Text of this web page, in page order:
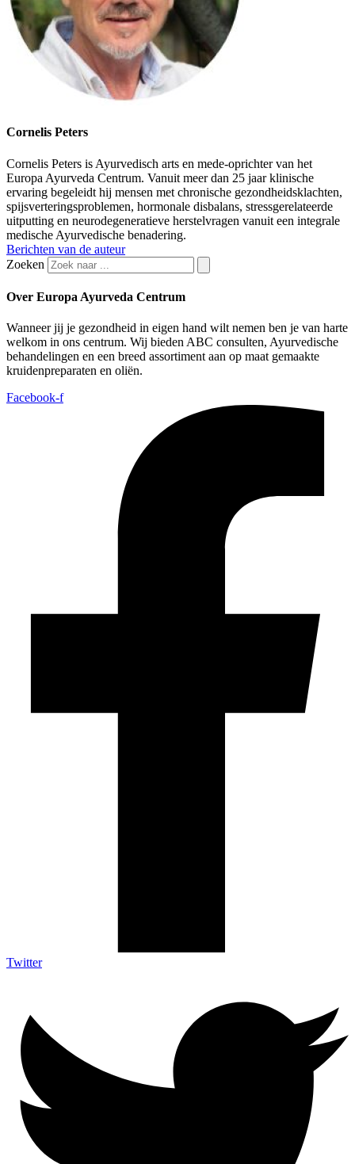
Cornelis Peters
Cornelis Peters is Ayurvedisch arts en mede-oprichter van het
Europa Ayurveda Centrum. Vanuit meer dan 25 jaar klinische
ervaring begeleidt hij mensen met chronische gezondheidsklachten,
spijsverteringsproblemen, hormonale disbalans, stressgerelateerde
uitputting en neurodegeneratieve herstelvragen vanuit een integrale
medische Ayurvedische benadering.
Berichten van de auteur
Zoeken
Over Europa Ayurveda Centrum
Wanneer jij je gezondheid in eigen hand wilt nemen ben je van harte
welkom in ons centrum. Wij bieden ABC consulten, Ayurvedische
behandelingen en een breed assortiment aan op maat gemaakte
kruidenpreparaten en oliën.
Facebook-f
Twitter